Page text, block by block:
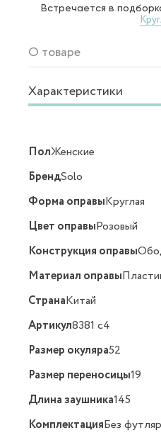
Встречается в
О товаре
Характеристики
ПолЖенские
БрендSolo
Форма оправыКруглая
Цвет оправыРозовый
Конструкция оправы
Материал оправы
СтранаКитай
Артикул8381 c4
Размер окуляра52
Размер переносицы19
Длина заушника145
КомплектацияБез